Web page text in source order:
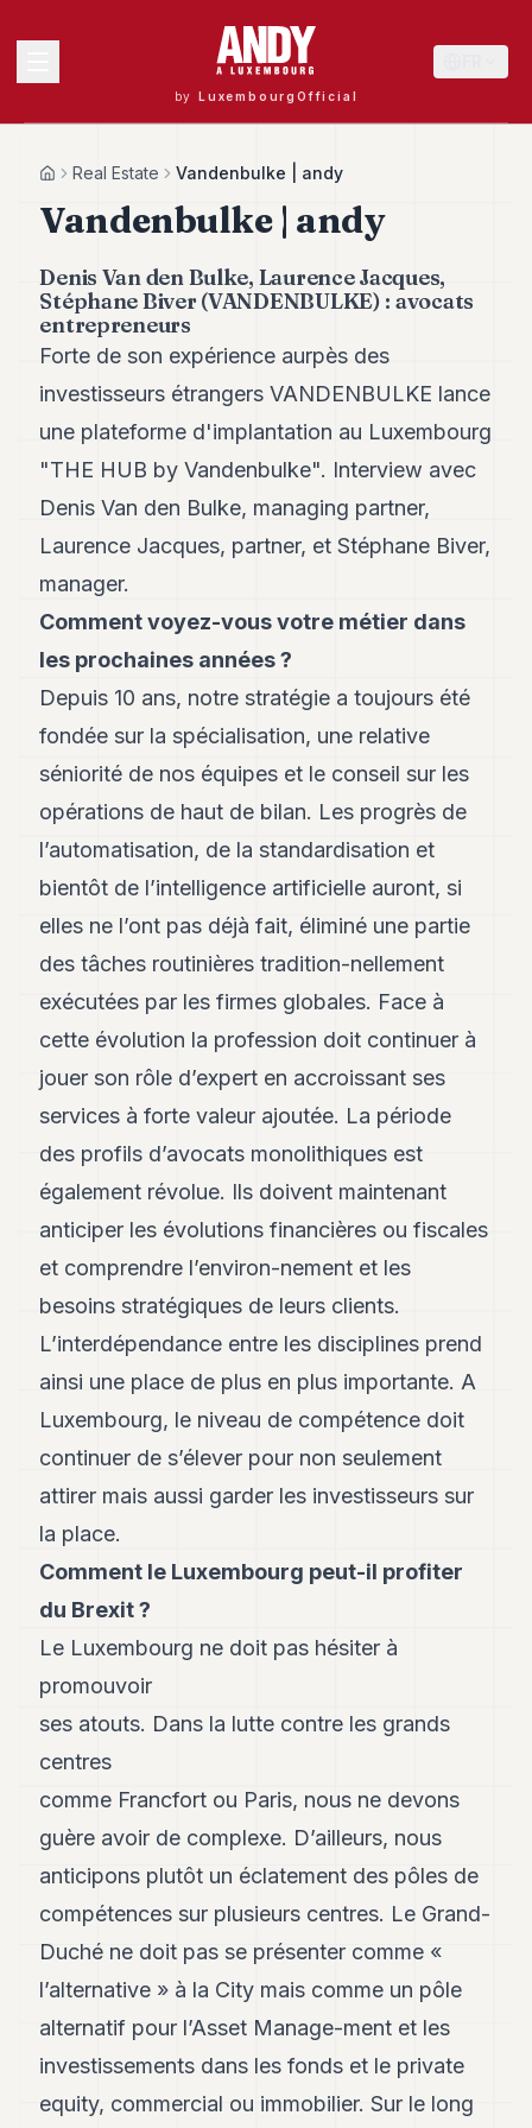
by LuxembourgOfficial
40
Andy
39
Andy
Andy
37
36
Andy
35
Andy
Andy
33
32
Andy
31
Andy
Andy
28
27
Andy
26
Andy
Andy
23
22
Andy
21
Andy
Andy
18
16
Andy
15
Andy
Andy
13
12
Andy
11
Andy
Andy
9
8
Andy
7
Andy
Andy
5
3
TECH
FINANCE
ART
DE
ARTS
ASSURANCE
HomeReal Estate Vandenbulke | andy
Vandenbulke | andy
Denis Van den Bulke, Laurence Jacques,
Stéphane Biver (VANDENBULKE) : avocats
entrepreneurs
Forte de son expérience aurpès des
investisseurs étrangers VANDENBULKE lance
une plateforme d'implantation au Luxembourg
"THE HUB by Vandenbulke". Interview avec
Denis Van den Bulke, managing partner,
Laurence Jacques, partner, et Stéphane Biver,
manager.
Comment voyez-vous votre métier dans
les prochaines années ?
Depuis 10 ans, notre stratégie a toujours été
fondée sur la spécialisation, une relative
séniorité de nos équipes et le conseil sur les
opérations de haut de bilan. Les progrès de
l’automatisation, de la standardisation et
bientôt de l’intelligence artificielle auront, si
elles ne l’ont pas déjà fait, éliminé une partie
des tâches routinières tradition-nellement
exécutées par les firmes globales. Face à
cette évolution la profession doit continuer à
jouer son rôle d’expert en accroissant ses
services à forte valeur ajoutée. La période
des profils d’avocats monolithiques est
également révolue. Ils doivent maintenant
anticiper les évolutions financières ou fiscales
et comprendre l’environ-nement et les
besoins stratégiques de leurs clients.
L’interdépendance entre les disciplines prend
ainsi une place de plus en plus importante. A
Luxembourg, le niveau de compétence doit
continuer de s’élever pour non seulement
attirer mais aussi garder les investisseurs sur
la place.
Comment le Luxembourg peut-il profiter
du Brexit ?
Le Luxembourg ne doit pas hésiter à
promouvoir
ses atouts. Dans la lutte contre les grands
centres
comme Francfort ou Paris, nous ne devons
guère avoir de complexe. D’ailleurs, nous
anticipons plutôt un éclatement des pôles de
compétences sur plusieurs centres. Le Grand-
Duché ne doit pas se présenter comme «
l’alternative » à la City mais comme un pôle
alternatif pour l’Asset Manage-ment et les
investissements dans les fonds et le private
equity, commercial ou immobilier. Sur le long